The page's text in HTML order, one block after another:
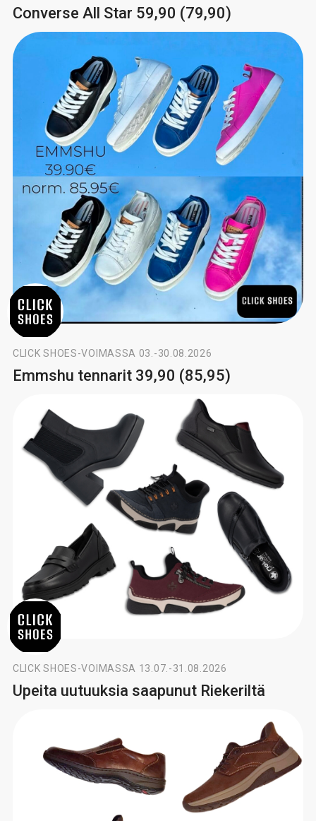
Converse All Star 59,90 (79,90)
CLICK SHOES-VOIMASSA 03.-30.08.2026
Emmshu tennarit 39,90 (85,95)
CLICK SHOES-VOIMASSA 13.07.-31.08.2026
Upeita uutuuksia saapunut Riekeriltä